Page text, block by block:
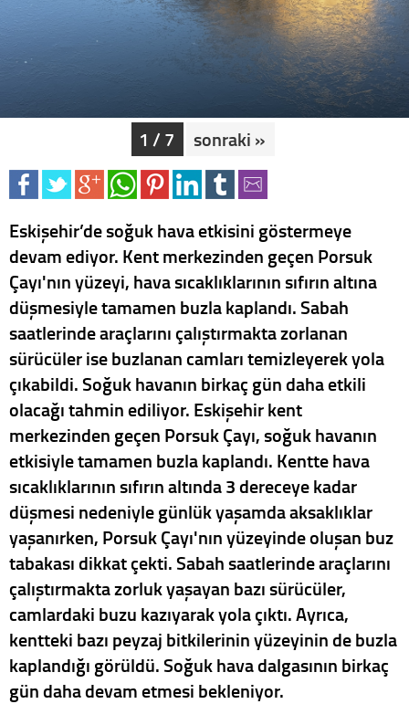
1 / 7 sonraki »
Eskişehir’de soğuk hava etkisini göstermeye
devam ediyor. Kent merkezinden geçen Porsuk
Çayı'nın yüzeyi, hava sıcaklıklarının sıfırın altına
düşmesiyle tamamen buzla kaplandı. Sabah
saatlerinde araçlarını çalıştırmakta zorlanan
sürücüler ise buzlanan camları temizleyerek yola
çıkabildi. Soğuk havanın birkaç gün daha etkili
olacağı tahmin ediliyor. Eskişehir kent
merkezinden geçen Porsuk Çayı, soğuk havanın
etkisiyle tamamen buzla kaplandı. Kentte hava
sıcaklıklarının sıfırın altında 3 dereceye kadar
düşmesi nedeniyle günlük yaşamda aksaklıklar
yaşanırken, Porsuk Çayı'nın yüzeyinde oluşan buz
tabakası dikkat çekti. Sabah saatlerinde araçlarını
çalıştırmakta zorluk yaşayan bazı sürücüler,
camlardaki buzu kazıyarak yola çıktı. Ayrıca,
kentteki bazı peyzaj bitkilerinin yüzeyinin de buzla
kaplandığı görüldü. Soğuk hava dalgasının birkaç
gün daha devam etmesi bekleniyor.